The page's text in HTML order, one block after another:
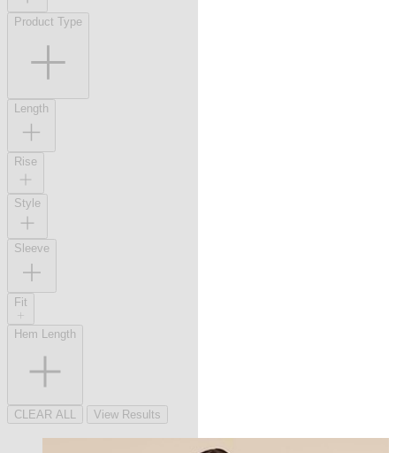
Product Type
Length
Rise
Style
Sleeve
Fit
Hem Length
CLEAR ALL View Results